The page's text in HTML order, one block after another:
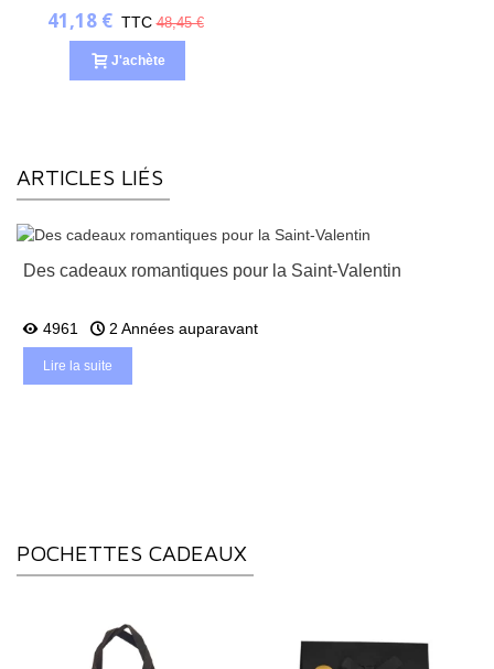
41,18 € TTC 48,45 €
J'achète
ARTICLES LIÉS
Des cadeaux romantiques pour la Saint-Valentin
4961 2 Années auparavant
Lire la suite
POCHETTES CADEAUX